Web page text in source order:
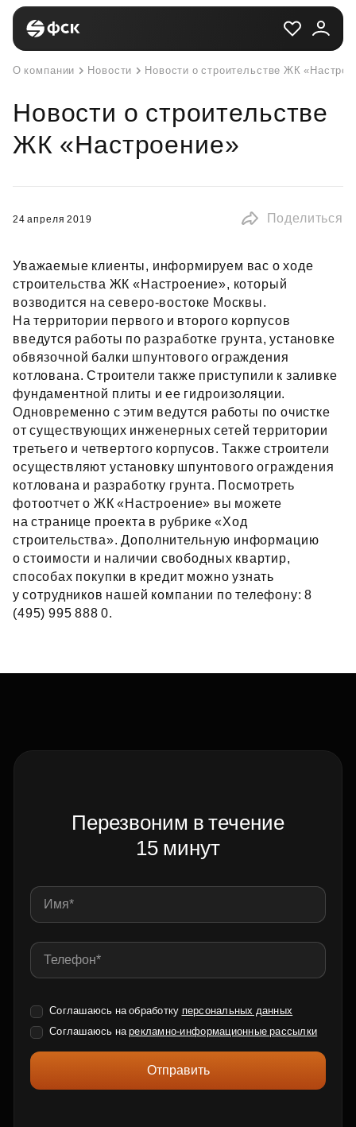
О компании Новости Новости о строительстве ЖК
Новости о строительстве
ЖК «Настроение»
24 апреля 2019 Поделиться
Уважаемые клиенты, информируем вас о ходе
строительства ЖК «Настроение», который
возводится на северо‑востоке Москвы.
На территории первого и второго корпусов
введутся работы по разработке грунта, установке
обвязочной балки шпунтового ограждения
котлована. Строители также приступили к заливке
фундаментной плиты и ее гидроизоляции.
Одновременно с этим ведутся работы по очистке
от существующих инженерных сетей территории
третьего и четвертого корпусов. Также строители
осуществляют установку шпунтового ограждения
котлована и разработку грунта. Посмотреть
фотоотчет о ЖК «Настроение» вы можете
на странице проекта в рубрике «Ход
строительства». Дополнительную информацию
о стоимости и наличии свободных квартир,
способах покупки в кредит можно узнать
у сотрудников нашей компании по телефону: 8
(495) 995 888 0.
Перезвоним в течение
15 минут
Соглашаюсь на обработку персональных данных
Соглашаюсь нарекламно-информационные рассылки
Отправить